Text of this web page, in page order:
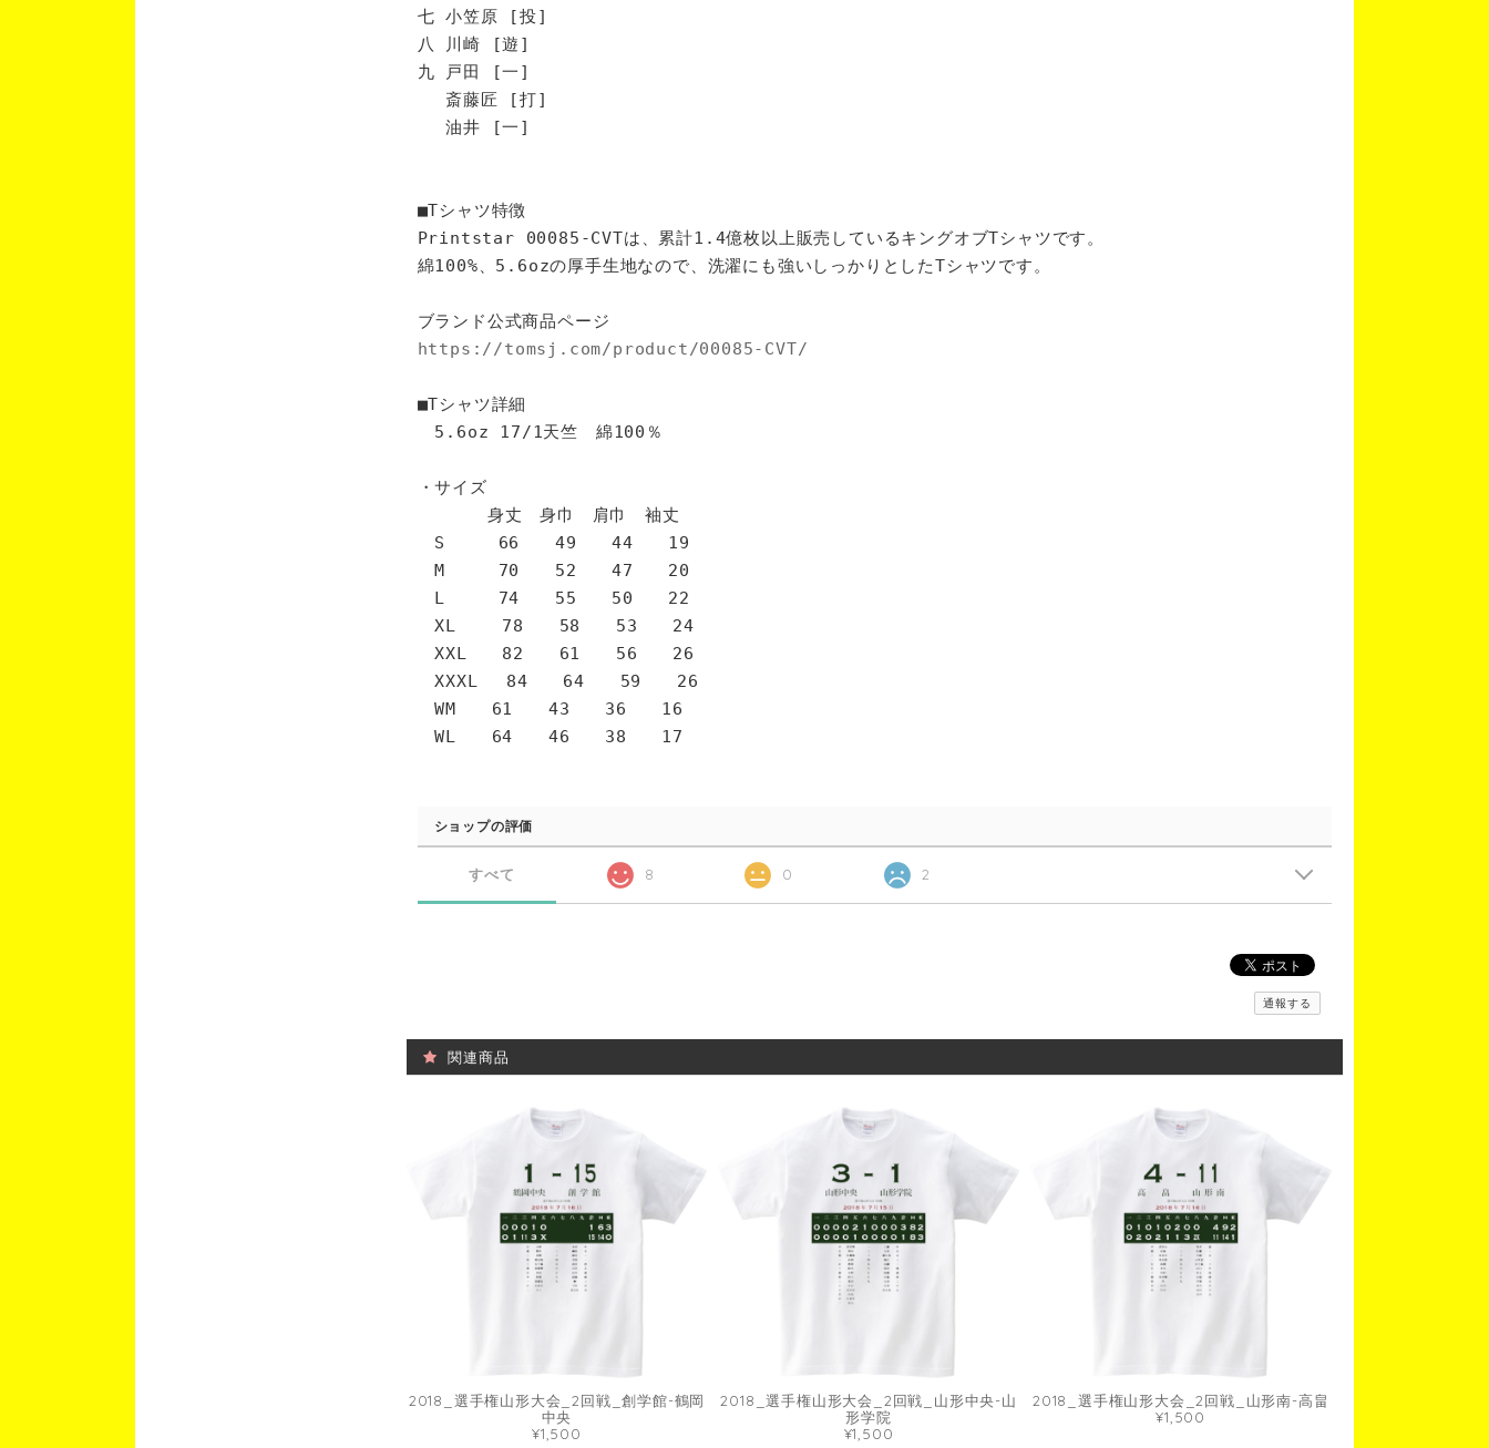
七 小笠原 [投]
八 川崎 [遊]
九 戸田 [一]
斎藤匠 [打]
油井 [一]
■Tシャツ特徴
Printstar 00085-CVTは、累計1.4億枚以上販売しているキングオブTシャツです。
綿100%、5.6ozの厚手生地なので、洗濯にも強いしっかりとしたTシャツです。
ブランド公式商品ページ
https://tomsj.com/product/00085-CVT/
■Tシャツ詳細
5.6oz 17/1天竺 綿100％
・サイズ
身丈 身巾 肩巾 袖丈
S 66 49 44 19
M 70 52 47 20
L 74 55 50 22
XL 78 58 53 24
XXL 82 61 56 26
XXXL 84 64 59 26
WM 61 43 36 16
WL 64 46 38 17
ショップの評価
すべて 8 0 2
通報する
関連商品
2018_選手権山形大会_2回戦_創学館-鶴岡
中央
¥1,500
2018_選手権山形大会_2回戦_山形中央-山
形学院
¥1,500
2018_選手権山形大会_2回戦_山形南-高畠
¥1,500